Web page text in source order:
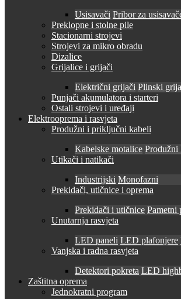
Usisavači Pribor za
Preklopne i stolne pile
Stacionarni strojevi
Strojevi za mikro obradu
Dizalice
Grijalice i grijači
Električni grijači Plinski
Punjači akumulatora i starteri
Ostali strojevi i uređaji
Elektrooprema i rasvjeta
Produžni i priključni kabeli
Kabelske motalice Produžni
Utikači i natikači
Industrijski Monofazni
Prekidači, utičnice i oprema
Prekidači i utičnice Pametni
Unutarnja rasvjeta
LED paneli LED plafonjere
Vanjska i radna rasvjeta
Detektori pokreta LED
Zaštitna oprema
Jednokratni program